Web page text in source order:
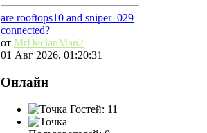
are rooftops10 and sniper_029
connected?
от MrDeclanMan2
01 Авг 2026, 01:20:31
Онлайн
Гостей: 11